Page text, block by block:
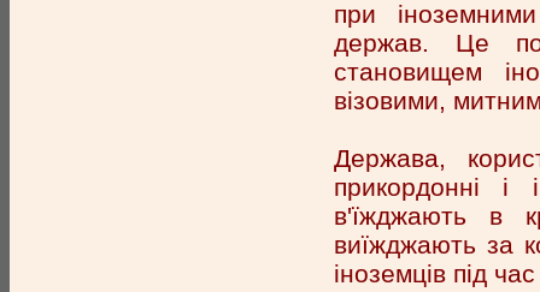
при
держав. Це
становищем
візовими,
Держава,
прикордонні
в'їжджають в
виїжджають за
іноземців під